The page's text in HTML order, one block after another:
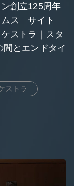
創立125周年
ムス サイト
ストラ｜スタ
間とエンドタイ
ストラ